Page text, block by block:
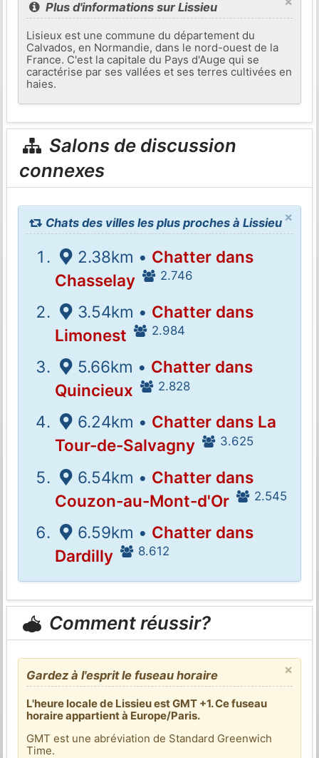
Plus d'informations sur Lissieu
Lisieux est une commune du département du
Calvados, en Normandie, dans le nord-ouest de la
France. C'est la capitale du Pays d'Auge qui se
caractérise par ses vallées et ses terres cultivées en
haies.
Salons de discussion
connexes
×
Chats des villes les plus proches à Lissieu
2.38km • Chatter dans
Chasselay
2.746
3.54km • Chatter dans
Limonest
2.984
5.66km • Chatter dans
Quincieux
2.828
6.24km • Chatter dans La
Tour-de-Salvagny
3.625
6.54km • Chatter dans
Couzon-au-Mont-d'Or
2.545
6.59km • Chatter dans
Dardilly
8.612
Comment réussir?
×
Gardez à l'esprit le fuseau horaire
L'heure locale de Lissieu est GMT +1. Ce fuseau
horaire appartient à Europe/Paris.
GMT est une abréviation de Standard Greenwich
Time.